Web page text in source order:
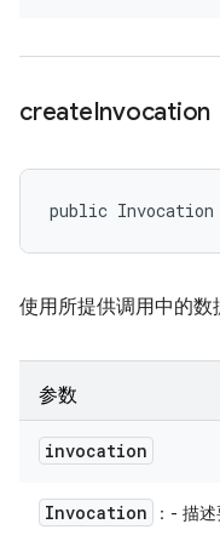
createInvocation
public
使用所提供调用中的数
参数
invocation
Invocation ：- 描